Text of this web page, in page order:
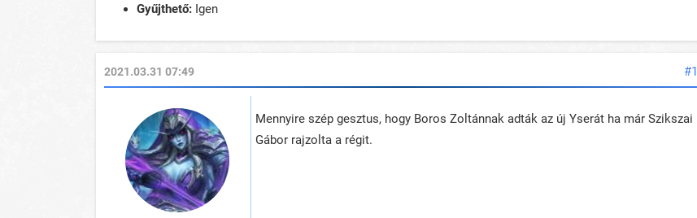
Gyűjthető: Igen
#1
2021.03.31 07:49
Mennyire szép gesztus, hogy Boros Zoltánnak adták az új Yserát ha már Szikszai
Gábor rajzolta a régit.